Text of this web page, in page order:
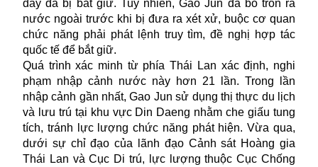
dây đã bị bắt giữ. Tuy nhiên, Gao Jun đã bỏ trốn ra
nước ngoài trước khi bị đưa ra xét xử, buộc cơ quan
chức năng phải phát lệnh truy tìm, đề nghị hợp tác
quốc tế để bắt giữ.
Quá trình xác minh từ phía Thái Lan xác định, nghi
phạm nhập cảnh nước này hơn 21 lần. Trong lần
nhập cảnh gần nhất, Gao Jun sử dụng thị thực du lịch
và lưu trú tại khu vực Din Daeng nhằm che giấu tung
tích, tránh lực lượng chức năng phát hiện. Vừa qua,
dưới sự chỉ đạo của lãnh đạo Cảnh sát Hoàng gia
Thái Lan và Cục Di trú, lực lượng thuộc Cục Chống